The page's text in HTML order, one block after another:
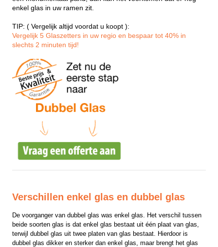
enkel glas in uw ramen zit.
TIP: ( Vergelijk altijd voordat u koopt ):
Vergelijk 5 Glaszetters in uw regio en bespaar tot 40% in
slechts 2 minuten tijd!
Verschillen enkel glas en dubbel glas
De voorganger van dubbel glas was enkel glas. Het verschil tussen
beide soorten glas is dat enkel glas bestaat uit één plaat van glas,
terwijl dubbel glas uit twee platen van glas bestaat. Hierdoor is
dubbel glas dikker en sterker dan enkel glas, maar brengt het glas